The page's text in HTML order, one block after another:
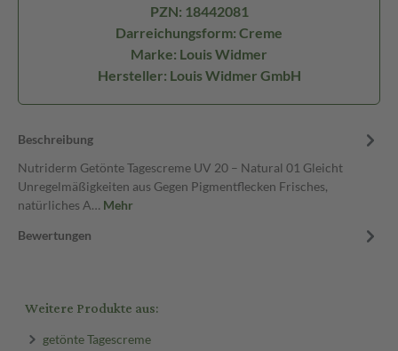
PZN: 18442081
Darreichungsform: Creme
Marke: Louis Widmer
Hersteller: Louis Widmer GmbH
Beschreibung
Nutriderm Getönte Tagescreme UV 20 – Natural 01 Gleicht
Unregelmäßigkeiten aus Gegen Pigmentflecken Frisches,
natürliches A… Mehr
Bewertungen
Weitere Produkte aus:
getönte Tagescreme